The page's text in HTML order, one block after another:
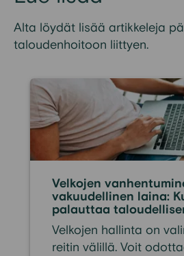
Alta löydät lisää artikkeleja
taloudenhoitoon liittyen.
Velkojen
vakuudellinen laina:
palauttaa
nopeammin?
Velkojen hallinta on
reitin välillä. Voit